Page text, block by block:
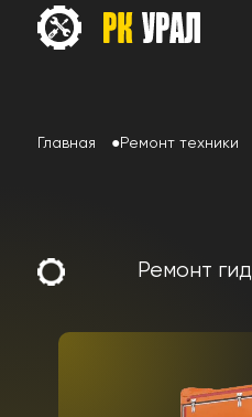
Главная Ремонт техники
Ремонт